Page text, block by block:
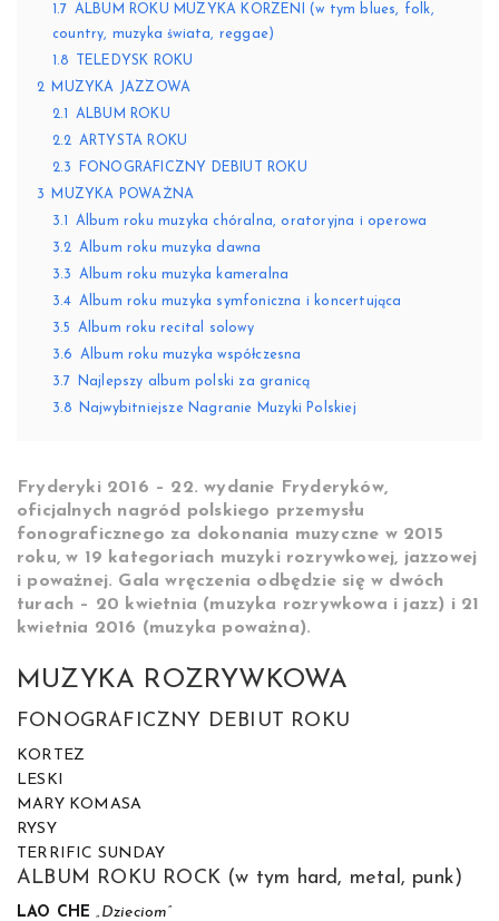
1.7
ALBUM ROKU MUZYKA KORZENI (w tym blues, folk,
country, muzyka świata, reggae)
1.8
TELEDYSK ROKU
2
MUZYKA JAZZOWA
2.1
ALBUM ROKU
2.2 ARTYSTA ROKU
2.3
FONOGRAFICZNY DEBIUT ROKU
3
MUZYKA POWAŻNA
3.1
Album roku muzyka chóralna, oratoryjna i operowa
3.2 Album roku muzyka dawna
3.3
Album roku muzyka kameralna
3.4 Album roku muzyka symfoniczna i koncertująca
3.5
Album roku recital solowy
3.6
Album roku muzyka współczesna
3.7
Najlepszy album polski za granicą
3.8
Najwybitniejsze Nagranie Muzyki Polskiej
Fryderyki 2016 – 22. wydanie Fryderyków,
oficjalnych nagród polskiego przemysłu
fonograficznego za dokonania muzyczne w 2015
roku, w 19 kategoriach muzyki rozrywkowej, jazzowej
i poważnej. Gala wręczenia odbędzie się w dwóch
turach – 20 kwietnia (muzyka rozrywkowa i jazz) i 21
kwietnia 2016 (muzyka poważna).
MUZYKA ROZRYWKOWA
FONOGRAFICZNY DEBIUT ROKU
KORTEZ
LESKI
MARY KOMASA
RYSY
TERRIFIC SUNDAY
ALBUM ROKU ROCK (w tym hard, metal, punk)
LAO CHE „Dzieciom”